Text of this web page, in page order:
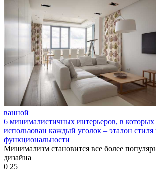
ванной
6 минималистичных интерьеров, в
использован каждый уголок – эталон стиля
функциональности
Минимализм становится все более
дизайна
0 25